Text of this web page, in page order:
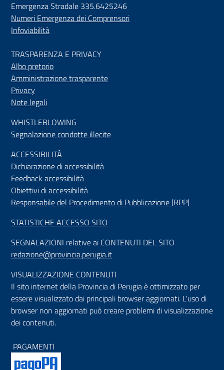
Emergenza Stradale 335.6425246
Numeri Emergenza dei Comprensori
Infoviabilità
TRASPARENZA E PRIVACY
Albo pretorio
Amministrazione trasparente
Privacy
Note legali
WHISTLEBLOWING
Segnalazione condotte illecite
ACCESSIBILITÀ
Dichiarazione di accessibilità
Feedback accessibilità
Obiettivi di accessibilità
Responsabile del Procedimento di Pubblicazione (RPP)
STATISTICHE ACCESSO SITO
SEGNALAZIONI relative ai CONTENUTI DEL SITO
redazione@provincia.perugia.it
VISUALIZZAZIONE CONTENUTI
Il sito internet della Provincia di Perugia è ottimizzato per
essere visualizzato dai principali browser aggiornati. L'uso di
browser non aggiornati può creare problemi di visualizzazione
dei contenuti.
PAGAMENTI